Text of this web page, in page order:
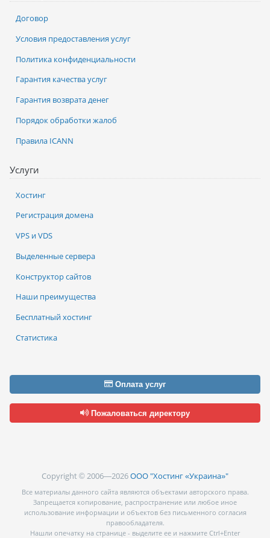
Услуги
Хостинг
Регистрация домена
VPS и VDS
Выделенные сервера
Конструктор сайтов
Наши преимущества
Бесплатный хостинг
Статистика
Договор
Условия предоставления услуг
Политика конфиденциальности
Гарантия качества услуг
Гарантия возврата денег
Порядок обработки жалоб
Правила ICANN
Оплата услуг
Пожаловаться директору
Copyright © 2006—2026ООО "Хостинг «Украина»"
Все материалы данного сайта являются объектами авторского права.
Запрещается копирование, распространение или любое иное
использование информации и объектов без письменного согласия
правообладателя.
Нашли опечатку на странице - выделите ее и нажмите Ctrl+Enter